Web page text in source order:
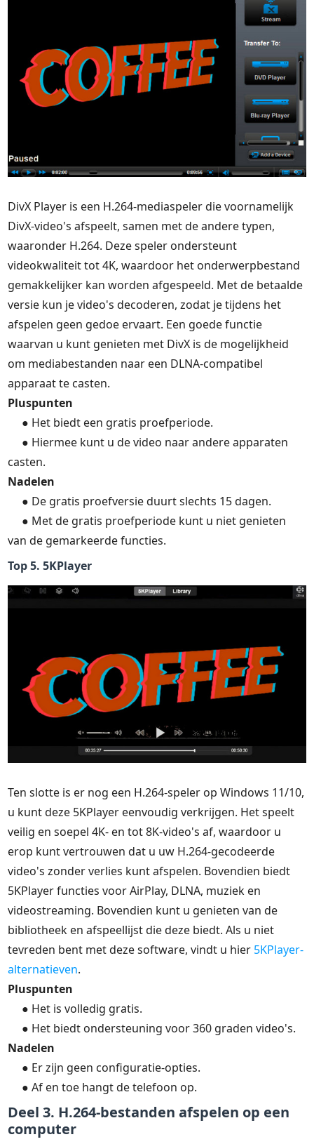
DivX Player is een H.264-mediaspeler die voornamelijk
DivX-video's afspeelt, samen met de andere typen,
waaronder H.264. Deze speler ondersteunt
videokwaliteit tot 4K, waardoor het onderwerpbestand
gemakkelijker kan worden afgespeeld. Met de betaalde
versie kun je video's decoderen, zodat je tijdens het
afspelen geen gedoe ervaart. Een goede functie
waarvan u kunt genieten met DivX is de mogelijkheid
om mediabestanden naar een DLNA-compatibel
apparaat te casten.
Pluspunten
● Het biedt een gratis proefperiode.
● Hiermee kunt u de video naar andere apparaten
casten.
Nadelen
● De gratis proefversie duurt slechts 15 dagen.
● Met de gratis proefperiode kunt u niet genieten
van de gemarkeerde functies.
Top 5. 5KPlayer
Ten slotte is er nog een H.264-speler op Windows 11/10,
u kunt deze 5KPlayer eenvoudig verkrijgen. Het speelt
veilig en soepel 4K- en tot 8K-video's af, waardoor u
erop kunt vertrouwen dat u uw H.264-gecodeerde
video's zonder verlies kunt afspelen. Bovendien biedt
5KPlayer functies voor AirPlay, DLNA, muziek en
videostreaming. Bovendien kunt u genieten van de
bibliotheek en afspeellijst die deze biedt. Als u niet
tevreden bent met deze software, vindt u hier 5KPlayer-
alternatieven.
Pluspunten
● Het is volledig gratis.
● Het biedt ondersteuning voor 360 graden video's.
Nadelen
● Er zijn geen configuratie-opties.
● Af en toe hangt de telefoon op.
Deel 3. H.264-bestanden afspelen op een
computer